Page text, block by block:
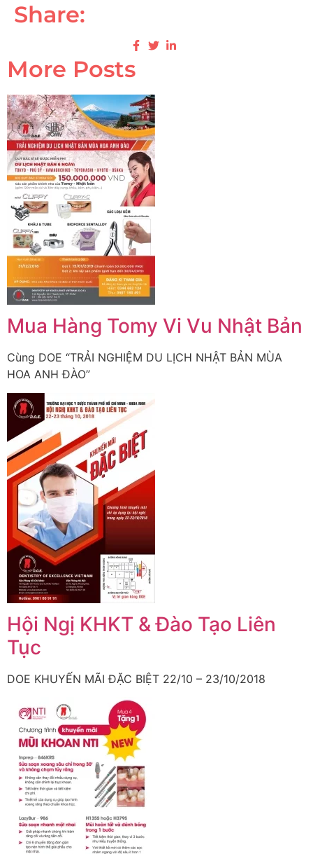
Share:
More Posts
Mua Hàng Tomy Vi Vu Nhật Bản
Cùng DOE “TRẢI NGHIỆM DU LỊCH NHẬT BẢN MÙA
HOA ANH ĐÀO”
Hội Ngị KHKT & Đào Tạo Liên
Tục
DOE KHUYẾN MÃI ĐẶC BIỆT 22/10 – 23/10/2018